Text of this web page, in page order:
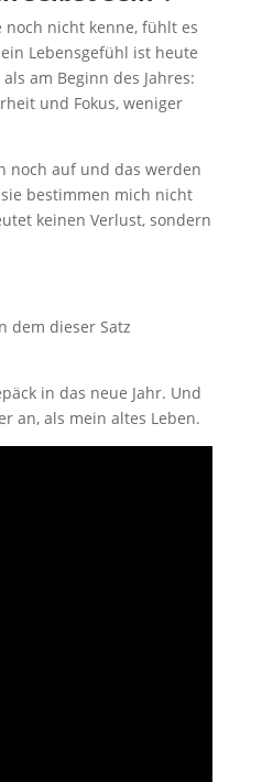
nicht kenne, fühlt es
Lebensgefühl ist heute
am Beginn des Jahres:
und Fokus, weniger
noch auf und das werden
bestimmen mich nicht
keinen Verlust, sondern
dem dieser Satz
in das neue Jahr. Und
an, als mein altes Leben.